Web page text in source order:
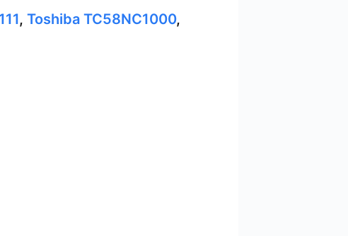
, Toshiba TC58NC1000,